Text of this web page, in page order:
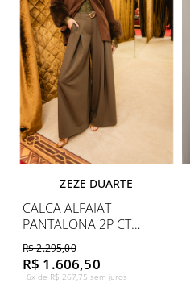
ZEZE DUARTE
CALCA ALFAIAT
PANTALONA 2P CT
FORRADO
R$ 2.295,00
R$ 1.606,50
6x de R$ 267,75 sem juros